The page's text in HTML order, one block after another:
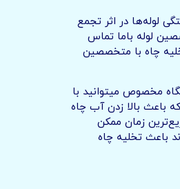
لوله‌ها در اثر تجمع
لوله باما تماس
چاه با متخصصین
مخصوص میتوانید با
باعث بالا زدن آب چاه
زمان ممکن
باعث تخلیه چاه